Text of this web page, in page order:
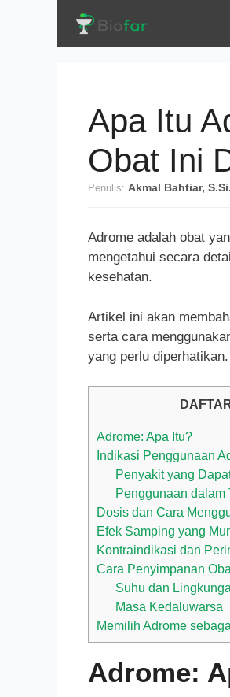
Apa Itu
Obat Ini
Penulis: Akmal Bahtiar, S.Si.
Adrome adalah obat
mengetahui secara
kesehatan.
Artikel ini akan
serta cara
yang perlu diperhatikan.
Adrome: Apa Itu?
Indikasi Penggunaan
Penyakit yang
Penggunaan dalam
Dosis dan Cara
Efek Samping yang
Kontraindikasi dan
Cara Penyimpanan
Suhu dan
Masa Kedaluwarsa
Memilih Adrome
Adrome: